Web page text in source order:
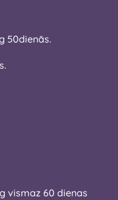
50dienās.
vismaz 60 dienas